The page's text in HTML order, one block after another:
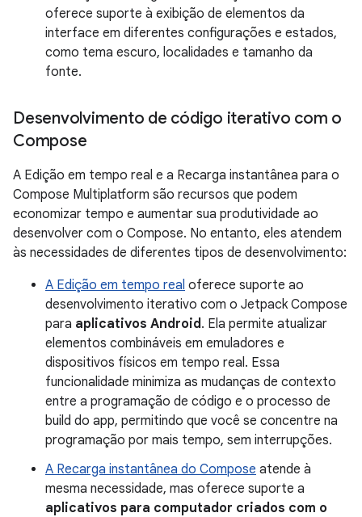
oferece suporte à exibição de elementos da
interface em diferentes configurações e estados,
como tema escuro, localidades e tamanho da
fonte.
Desenvolvimento de código iterativo com o
Compose
A Edição em tempo real e a Recarga instantânea para o
Compose Multiplatform são recursos que podem
economizar tempo e aumentar sua produtividade ao
desenvolver com o Compose. No entanto, eles atendem
às necessidades de diferentes tipos de desenvolvimento:
A Edição em tempo real oferece suporte ao
desenvolvimento iterativo com o Jetpack Compose
para aplicativos Android . Ela permite atualizar
elementos combináveis em emuladores e
dispositivos físicos em tempo real. Essa
funcionalidade minimiza as mudanças de contexto
entre a programação de código e o processo de
build do app, permitindo que você se concentre na
programação por mais tempo, sem interrupções.
A Recarga instantânea do Compose atende à
mesma necessidade, mas oferece suporte a
aplicativos para computador criados com o